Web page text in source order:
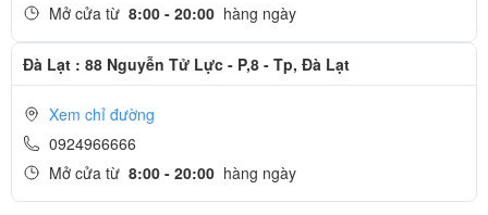
Mở cửa từ 8:00 - 20:00 hàng ngày
Đà Lạt : 88 Nguyễn Tử Lực - P,8 - Tp, Đà Lạt
Xem chỉ đường
0924966666
Mở cửa từ 8:00 - 20:00 hàng ngày